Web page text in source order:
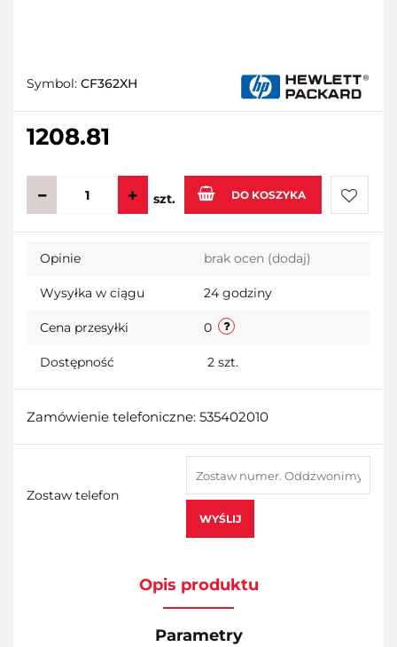
Symbol: CF362XH
1208.81
szt. DO KOSZYKA
Do
Opinie brak ocen (dodaj)
Wysyłka w ciągu 24 godziny
Cena przesyłki 0
Dostępność 2 szt.
Zamówienie telefoniczne: 535402010
Zostaw telefon
WYŚLIJ
Opis produktu
Parametry